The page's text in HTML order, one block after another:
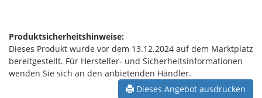
Produktsicherheitshinweise:
Dieses Produkt wurde vor dem 13.12.2024 auf dem Marktplatz
bereitgestellt. Für Hersteller- und Sicherheitsinformationen
wenden Sie sich an den anbietenden Händler.
Dieses Angebot ausdrucken